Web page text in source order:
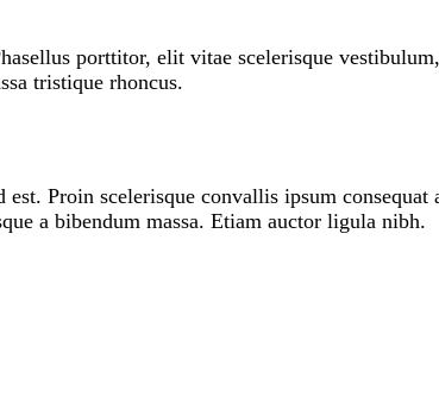
porttitor, elit vitae scelerisque
tristique rhoncus.
Proin scelerisque convallis ipsum consequat
a bibendum massa. Etiam auctor ligula nibh.